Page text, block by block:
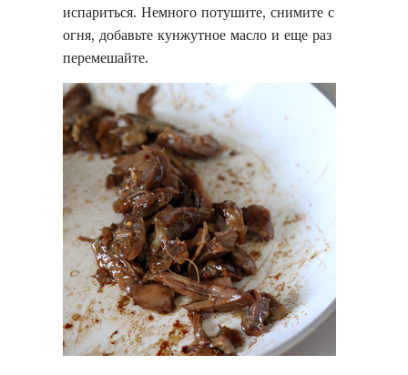
испариться. Немного потушите, снимите с
огня, добавьте кунжутное масло и еще раз
перемешайте.